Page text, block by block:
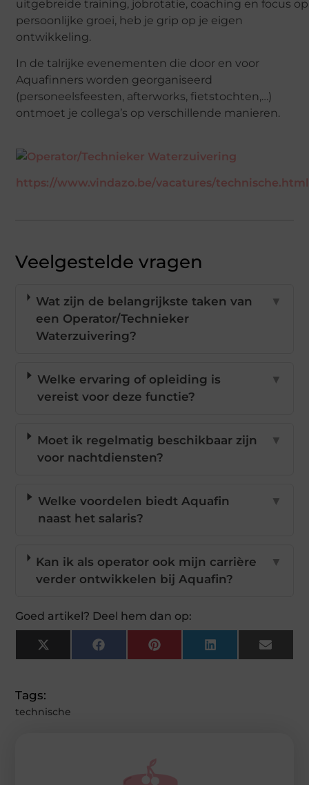
uitgebreide training, jobrotatie, coaching en focus op
persoonlijke groei, heb je grip op je eigen
ontwikkeling.
In de talrijke evenementen die door en voor
Aquafinners worden georganiseerd
(personeelsfeesten, afterworks, fietstochten,…)
ontmoet je collega’s op verschillende manieren.
https://www.vindazo.be/vacatures/technische.html
Veelgestelde vragen
Wat zijn de belangrijkste taken van
een Operator/Technieker
Waterzuivering?
▼
Welke ervaring of opleiding is
vereist voor deze functie?
▼
Moet ik regelmatig beschikbaar zijn
voor nachtdiensten?
▼
Welke voordelen biedt Aquafin
naast het salaris?
▼
Kan ik als operator ook mijn carrière
verder ontwikkelen bij Aquafin?
▼
Goed artikel? Deel hem dan op:
X
(Twitter)
FacebookPinterestLinkedInEmail
Tags:
technische